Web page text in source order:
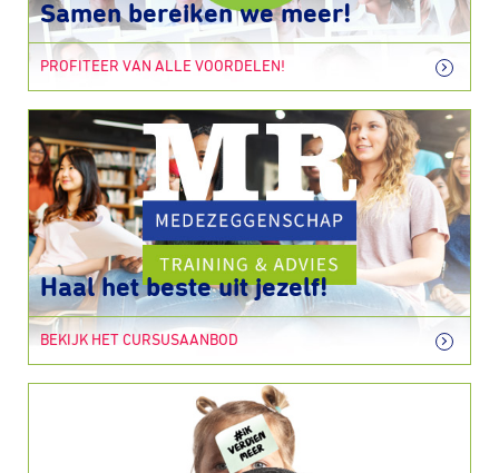
Samen bereiken we meer!
PROFITEER VAN ALLE VOORDELEN!
Haal het beste uit jezelf!
BEKIJK HET CURSUSAANBOD